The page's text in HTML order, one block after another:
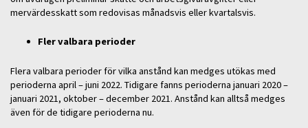
mervärdesskatt som redovisas månadsvis eller kvartalsvis.
Fler valbara perioder
Flera valbara perioder för vilka anstånd kan medges utökas med
perioderna april – juni 2022. Tidigare fanns perioderna januari 2020 –
januari 2021, oktober – december 2021. Anstånd kan alltså medges
även för de tidigare perioderna nu.